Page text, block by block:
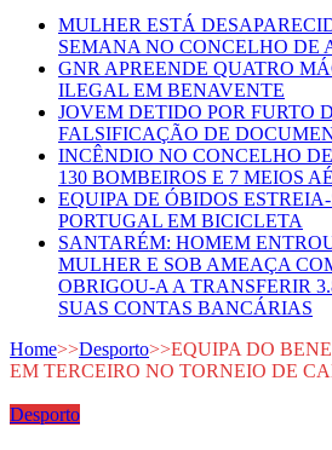
MULHER ESTÁ
SEMANA NO CONCELHO DE
GNR APREENDE QUATRO
ILEGAL EM BENAVENTE
JOVEM DETIDO POR FURTO
FALSIFICAÇÃO DE
INCÊNDIO NO CONCELHO
130 BOMBEIROS E 7 MEIOS
EQUIPA DE ÓBIDOS
PORTUGAL EM BICICLETA
SANTARÉM: HOMEM
MULHER E SOB AMEAÇA
OBRIGOU-A A TRANSFERIR
SUAS CONTAS BANCÁRIAS
Home>>Desporto>>EQUIPA DO
EM TERCEIRO NO TORNEIO DE
Desporto